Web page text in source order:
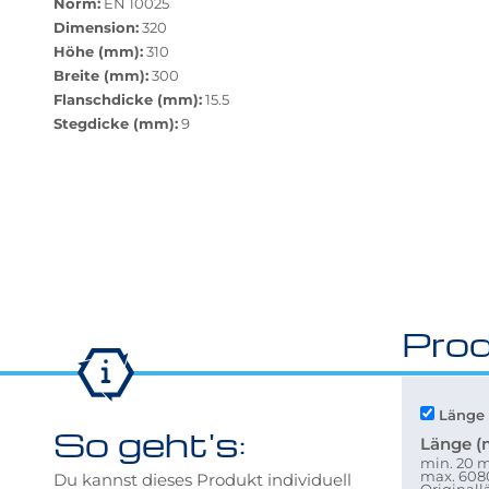
Dimension:320
Höhe (mm):310
Breite (mm):300
Flanschdicke (mm):15.5
Stegdicke (mm):9
So geht's:
Du kannst dieses Produkt individuell
Länge
min. 20
max.